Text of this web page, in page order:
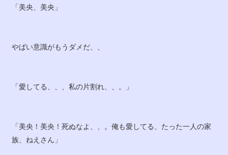
「美央、美央」
やばい意識がもうダメだ、、
「愛してる、、、私の片割れ、、。」
「美央！美央！死ぬなよ、、。俺も愛してる、たった一人の家
族、ねえさん」